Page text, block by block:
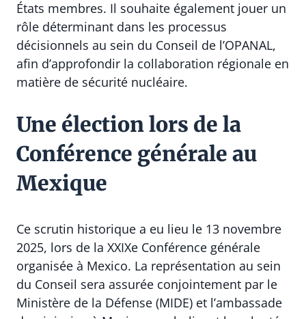
États membres. Il souhaite également jouer un
rôle déterminant dans les processus
décisionnels au sein du Conseil de l’OPANAL,
afin d’approfondir la collaboration régionale en
matière de sécurité nucléaire.
Une élection lors de la
Conférence générale au
Mexique
Ce scrutin historique a eu lieu le 13 novembre
2025, lors de la XXIXe Conférence générale
organisée à Mexico. La représentation au sein
du Conseil sera assurée conjointement par le
Ministère de la Défense (MIDE) et l’ambassade